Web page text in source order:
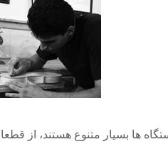
ها بسیار متنوع هستند، از